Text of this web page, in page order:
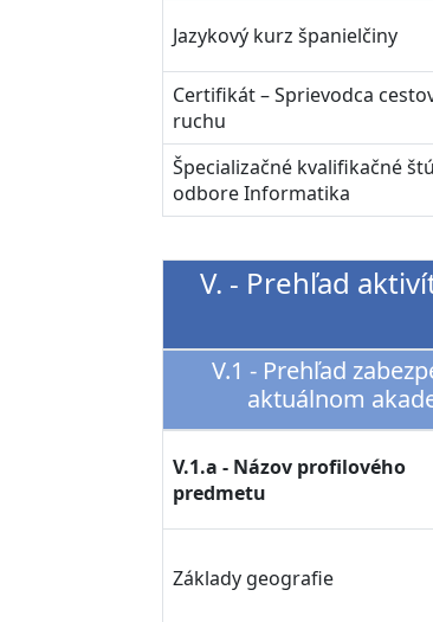
Jazykový kurz španielčiny
Certifikát – Sprievodca
ruchu
Špecializačné kvalifikačné
odbore Informatika
V. - Prehľad
V.1 - Prehľad
aktuálnom
V.1.a - Názov profilového
predmetu
Základy geografie